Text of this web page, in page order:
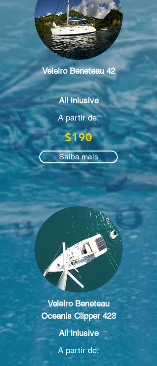
Veleiro Beneteau 42
A partir de:
$190
Saiba mais
All inlusive
Veleiro Beneteau
Oceanis Clipper 423
A partir de:
All inlusive